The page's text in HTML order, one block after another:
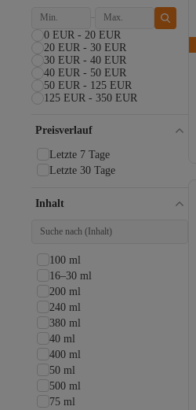
0 EUR - 20 EUR
20 EUR - 30 EUR
30 EUR - 40 EUR
40 EUR - 50 EUR
50 EUR - 125 EUR
125 EUR - 350 EUR
Preisverlauf
Letzte 7 Tage
Letzte 30 Tage
Inhalt
100 ml
16–30 ml
200 ml
240 ml
380 ml
40 ml
400 ml
50 ml
500 ml
75 ml